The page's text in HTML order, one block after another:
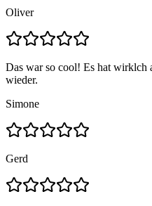
Oliver
Das war so cool! Es hat wirklch
wieder.
Simone
Gerd